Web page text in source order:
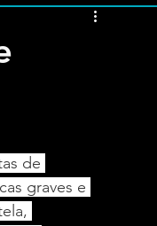
de
graves e